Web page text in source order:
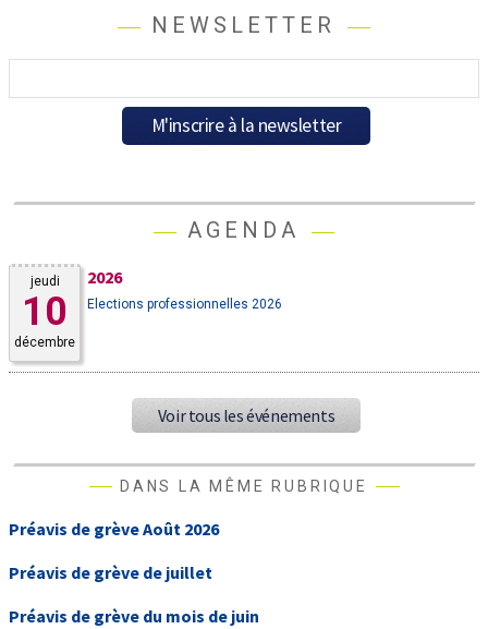
NEWSLETTER
AGENDA
jeudi
10
décembre
2026
Elections professionnelles 2026
Voir tous les événements
DANS LA MÊME RUBRIQUE
Préavis de grève Août 2026
Préavis de grève de juillet
Préavis de grève du mois de juin